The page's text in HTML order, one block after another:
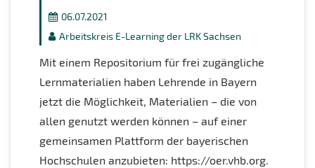
06.07.2021
Arbeitskreis E-Learning der LRK Sachsen
Mit einem Repositorium für frei zugängliche
Lernmaterialien haben Lehrende in Bayern
jetzt die Möglichkeit, Materialien – die von
allen genutzt werden können – auf einer
gemeinsamen Plattform der bayerischen
Hochschulen anzubieten: https://oer.vhb.org.